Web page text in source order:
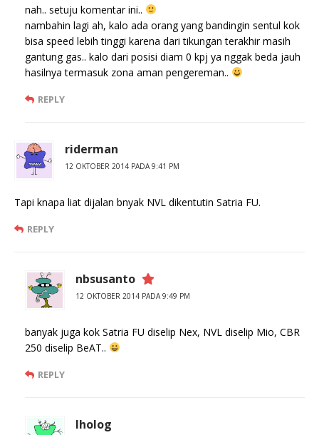
nah.. setuju komentar ini..
nambahin lagi ah, kalo ada orang yang bandingin sentul kok
bisa speed lebih tinggi karena dari tikungan terakhir masih
gantung gas.. kalo dari posisi diam 0 kpj ya nggak beda jauh
hasilnya termasuk zona aman pengereman..
REPLY
riderman
12 OKTOBER 2014 PADA 9:41 PM
Tapi knapa liat dijalan bnyak NVL dikentutin Satria FU.
REPLY
nbsusanto
12 OKTOBER 2014 PADA 9:49 PM
banyak juga kok Satria FU diselip Nex, NVL diselip Mio, CBR
250 diselip BeAT..
REPLY
lholog